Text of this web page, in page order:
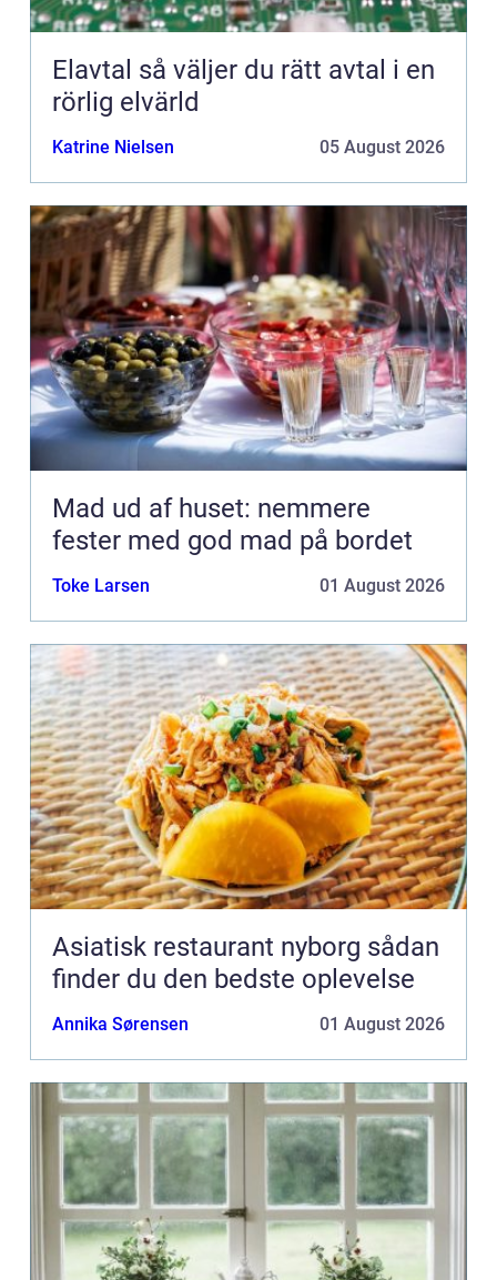
Elavtal så väljer du rätt avtal i en
rörlig elvärld
Katrine Nielsen 05 August 2026
Mad ud af huset: nemmere
fester med god mad på bordet
Toke Larsen 01 August 2026
Asiatisk restaurant nyborg sådan
finder du den bedste oplevelse
Annika Sørensen 01 August 2026